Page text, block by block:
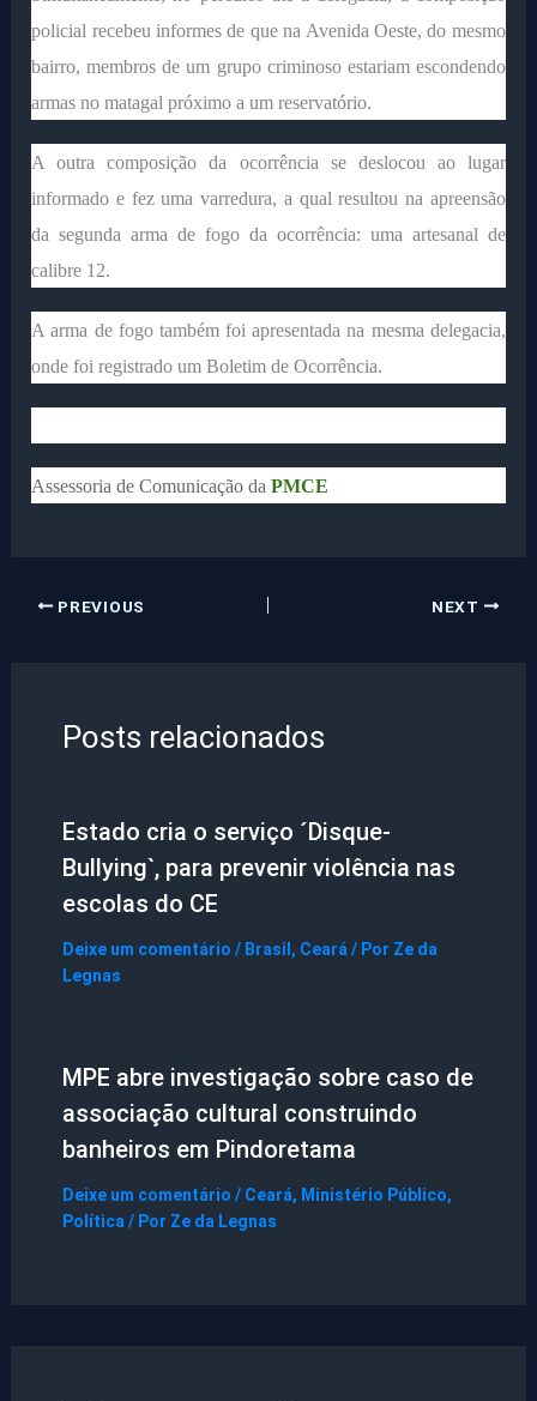
policial recebeu informes de que na Avenida Oeste, do mesmo
bairro, membros de um grupo criminoso estariam escondendo
armas no matagal próximo a um reservatório.
A outra composição da ocorrência se deslocou ao lugar
informado e fez uma varredura, a qual resultou na apreensão
da segunda arma de fogo da ocorrência: uma artesanal de
calibre 12.
A arma de fogo também foi apresentada na mesma delegacia,
onde foi registrado um Boletim de Ocorrência.
Assessoria de Comunicação daPMCE
PREVIOUS NEXT
Posts relacionados
Estado cria o serviço ´Disque-
Bullying`, para prevenir violência nas
escolas do CE
Deixe um comentário / Brasil , Ceará / Por Ze da
Legnas
MPE abre investigação sobre caso de
associação cultural construindo
banheiros em Pindoretama
Deixe um comentário / Ceará, Ministério Público,
Política / Por Ze da Legnas